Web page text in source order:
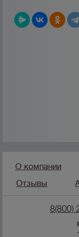
О компании
Отзывы
8(800)